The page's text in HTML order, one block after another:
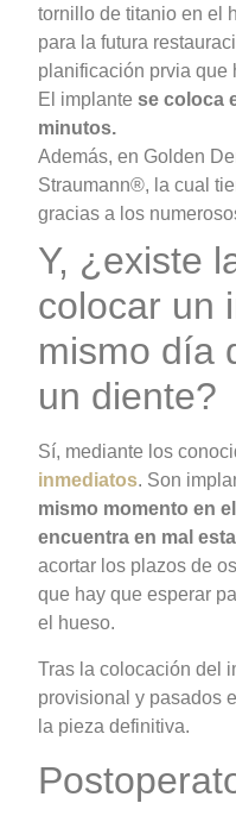
tornillo de titanio en el
para la futura
planificación prvia que
El implante se coloca
minutos.
Además, en Golden
Straumann®, la cual
gracias a los
Y, ¿existe
colocar un
mismo día
un diente?
Sí, mediante los
inmediatos. Son
mismo momento en
encuentra en mal
acortar los plazos de
que hay que esperar
el hueso.
Tras la colocación del
provisional y pasados
la pieza definitiva.